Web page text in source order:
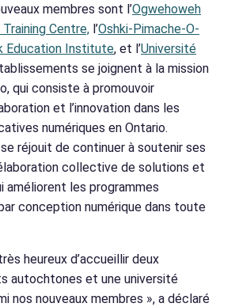
membres sont l’Ogwehoweh
Centre, l’Oshki-Pimache-O-
Education Institute, et l’Université
se joignent à la mission
qui consiste à promouvoir
et l’innovation dans les
numériques en Ontario.
réjouit de continuer à soutenir ses
collective de solutions et
améliorent les programmes
conception numérique dans toute
heureux d’accueillir deux
autochtones et une université
nos nouveaux membres », a déclaré